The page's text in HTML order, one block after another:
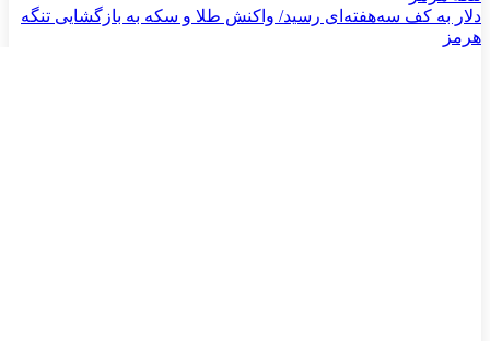
دلار به کف سه‌هفته‌ای رسید/ واکنش طلا و سکه به بازگشایی تنگه
هرمز